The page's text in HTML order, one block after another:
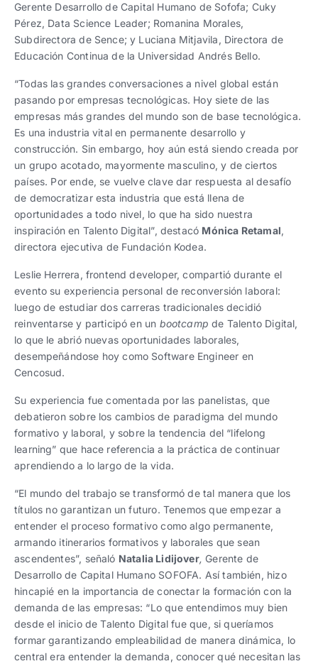
Gerente Desarrollo de Capital Humano de Sofofa; Cuky
Pérez, Data Science Leader; Romanina Morales,
Subdirectora de Sence; y Luciana Mitjavila, Directora de
Educación Continua de la Universidad Andrés Bello.
“Todas las grandes conversaciones a nivel global están
pasando por empresas tecnológicas. Hoy siete de las
empresas más grandes del mundo son de base tecnológica.
Es una industria vital en permanente desarrollo y
construcción. Sin embargo, hoy aún está siendo creada por
un grupo acotado, mayormente masculino, y de ciertos
países. Por ende, se vuelve clave dar respuesta al desafío
de democratizar esta industria que está llena de
oportunidades a todo nivel, lo que ha sido nuestra
inspiración en Talento Digital”, destacó Mónica Retamal,
directora ejecutiva de Fundación Kodea.
Leslie Herrera, frontend developer, compartió durante el
evento su experiencia personal de reconversión laboral:
luego de estudiar dos carreras tradicionales decidió
reinventarse y participó en un bootcamp de Talento Digital,
lo que le abrió nuevas oportunidades laborales,
desempeñándose hoy como Software Engineer en
Cencosud.
Su experiencia fue comentada por las panelistas, que
debatieron sobre los cambios de paradigma del mundo
formativo y laboral, y sobre la tendencia del “lifelong
learning” que hace referencia a la práctica de continuar
aprendiendo a lo largo de la vida.
“El mundo del trabajo se transformó de tal manera que los
títulos no garantizan un futuro. Tenemos que empezar a
entender el proceso formativo como algo permanente,
armando itinerarios formativos y laborales que sean
ascendentes”, señaló Natalia Lidijover, Gerente de
Desarrollo de Capital Humano SOFOFA. Así también, hizo
hincapié en la importancia de conectar la formación con la
demanda de las empresas: “Lo que entendimos muy bien
desde el inicio de Talento Digital fue que, si queríamos
formar garantizando empleabilidad de manera dinámica, lo
central era entender la demanda, conocer qué necesitan las